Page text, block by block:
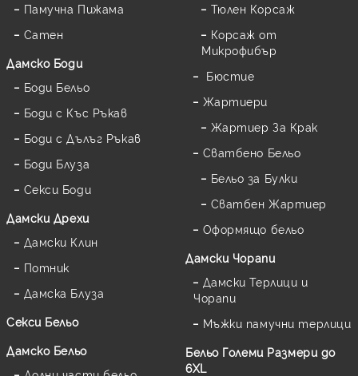
Памучна Пижама
Сатен
Дамскo Боди
Боди Бельо
Боди с Къс Ръкав
Боди с Дълъг Ръкав
Боди Блуза
Секси Боди
Дамски Дрехи
Дамски Клин
Потник
Дамска Блуза
Секси Бельо
Дамско Бельо
Тюлен Корсаж
Корсаж от
Микрофибър
Бюстие
Жартиери
Жартиер За Крак
Сватбено Бельо
Бельо за Булки
Сватбен Жартиер
Оформящо бельо
Дамски Чорапи
Дамски Терлици и
Чорапи
Мъжки памучни терлици
Бельо Големи Размери до
6XL